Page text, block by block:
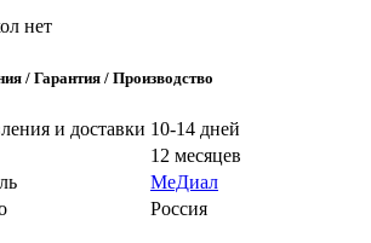
нет
/ Гарантия / Производство
и доставки 10-14 дней
12 месяцев
МеДиал
Россия